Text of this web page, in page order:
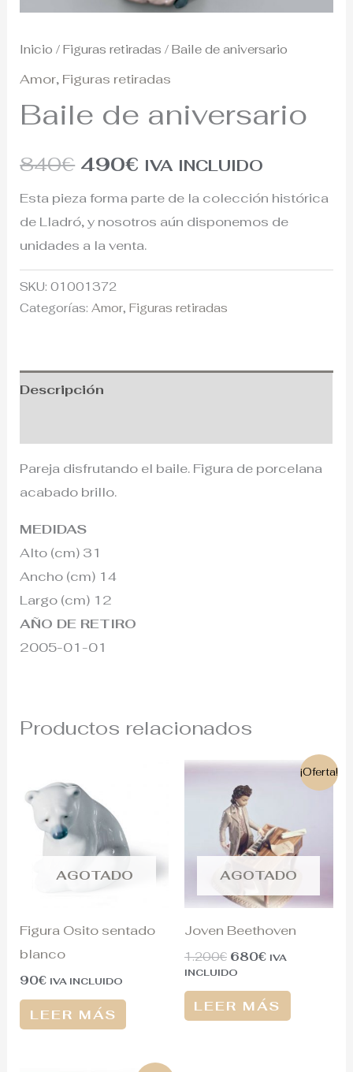
Inicio /Figuras retiradas / Baile de aniversario
Amor, Figuras retiradas
Baile de aniversario
840€ 490€ IVA INCLUIDO
Esta pieza forma parte de la colección histórica
de Lladró, y nosotros aún disponemos de
unidades a la venta.
SKU:01001372
Categorías:Amor,Figuras retiradas
Descripción
Pareja disfrutando el baile. Figura de porcelana
acabado brillo.
MEDIDAS
Alto (cm) 31
Ancho (cm) 14
Largo (cm) 12
AÑO DE RETIRO
2005-01-01
Productos relacionados
AGOTADO
Figura Osito sentado
blanco
90€ IVA INCLUIDO
LEER MÁS
¡Oferta!
AGOTADO
Joven Beethoven
1.200€
El
original
era:
1.200€.
680€
El
precio
680€.
IVA
INCLUIDO
LEER MÁS